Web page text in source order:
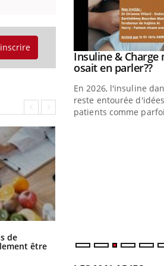
de
être science
pour
de la
ce qui la rend
Youtube
Insuline & Charge
osait en parler??
En 2026, l'insuline
reste entourée
patients comme